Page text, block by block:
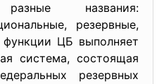
названия:
резервные,
ЦБ выполняет
система, состоящая
резервных